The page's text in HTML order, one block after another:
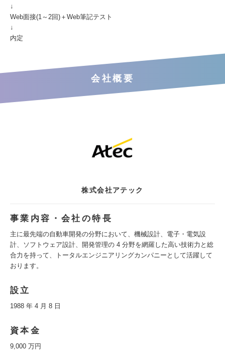
↓
Web面接(1～2回)＋Web筆記テスト
↓
内定
会社概要
株式会社アテック
事業内容・会社の特長
主に最先端の自動車開発の分野において、機械設計、電子・電気設
計、ソフトウェア設計、開発管理の 4 分野を網羅した高い技術力と総
合力を持って、トータルエンジニアリングカンパニーとして活躍して
おります。
設立
1988 年 4 月 8 日
資本金
9,000 万円